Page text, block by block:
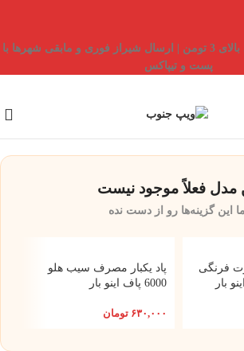
ارسال رایگان برای خرید بالای 3 تومن | ارسال شیراز فوری و مابقی شهرها با
پست و تیپاکس
مدل فعلاً موجود نیست
اما این گزینه‌ها رو از دست نده
فرنگی
پاد یکبار مصرف سیب هلو
6000 پاف اینو بار
۶۳۰,۰۰۰ تومان